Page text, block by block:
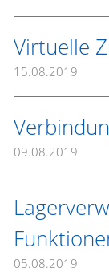
Virtuelle
15.08.2019
09.08.2019
05.08.2019